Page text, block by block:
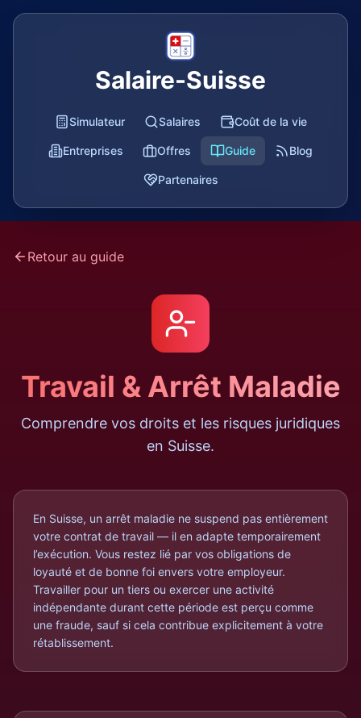
Salaire-Suisse
Simulateur Salaires Coût de la vie
Entreprises Offres Guide Blog
Partenaires
Retour au guide
Travail & Arrêt Maladie
Comprendre vos droits et les risques juridiques
en Suisse.
En Suisse, un arrêt maladie ne suspend pas entièrement
votre contrat de travail — il en adapte temporairement
l’exécution. Vous restez lié par vos obligations de
loyauté et de bonne foi envers votre employeur.
Travailler pour un tiers ou exercer une activité
indépendante durant cette période est perçu comme
une fraude, sauf si cela contribue explicitement à votre
rétablissement.